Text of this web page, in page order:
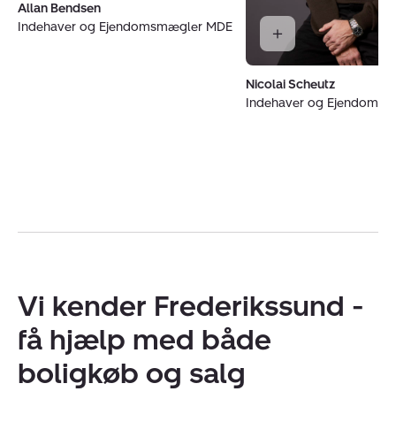
Allan Bendsen
Indehaver og Ejendomsmægler MDE
Nicolai Scheutz
Indehaver og
Vi kender Frederikssund -
få hjælp med både
boligkøb og salg